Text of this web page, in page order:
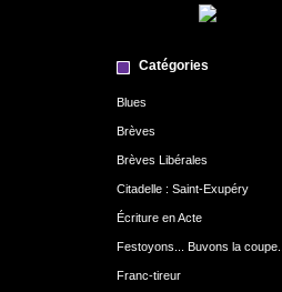
Catégories
Blues
Brèves
Brèves Libérales
Citadelle : Saint-Exupéry
Écriture en Acte
Festoyons... Buvons la coupe...
Franc-tireur